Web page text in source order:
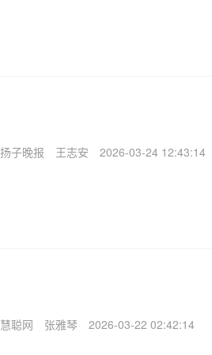
扬子晚报 王志安 2026-03-24 12:43:14
慧聪网 张雅琴 2026-03-22 02:42:14